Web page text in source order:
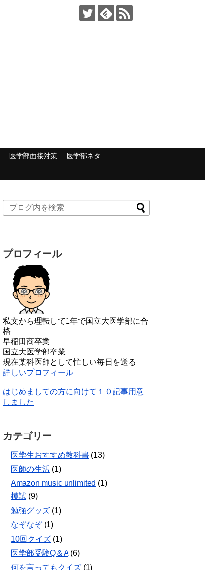
医学部面接対策
医学部ネタ
プロフィール
私文から理転して1年で国立大医学部に合
格
早稲田商卒業
国立大医学部卒業
現在某科医師として忙しい毎日を送る
詳しいプロフィール
はじめましての方に向けて１０記事用意
しました
カテゴリー
医学生おすすめ教科書 (13)
医師の生活 (1)
Amazon music unlimited (1)
模試 (9)
勉強グッズ (1)
なぞなぞ(1)
10回クイズ (1)
医学部受験Q＆A(6)
何を言ってもクイズ (1)